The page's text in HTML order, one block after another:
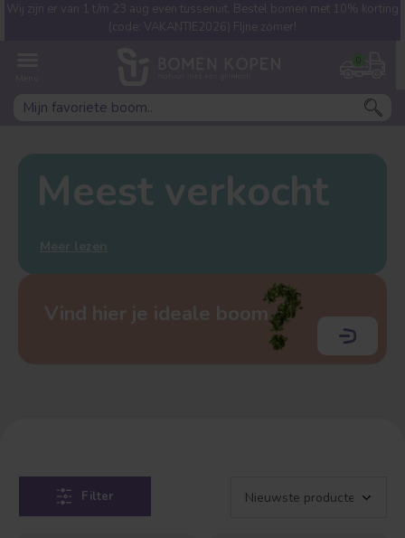
0
Wij zijn er van 1 t/m 23 aug even tussenuit. Bestel bomen met 10% korting
(code: VAKANTIE2026) FIjne zomer!
Meest verkocht
Meer lezen
Filter
Welke boom ben jij naar op